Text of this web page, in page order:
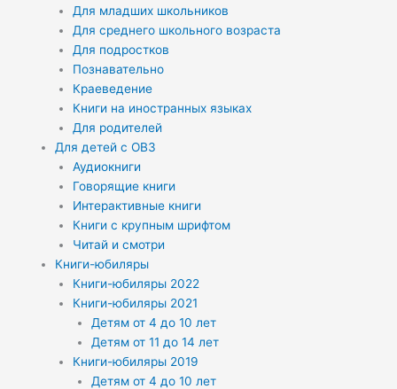
Для младших школьников
Для среднего школьного возраста
Для подростков
Познавательно
Краеведение
Книги на иностранных языках
Для родителей
Для детей с ОВЗ
Аудиокниги
Говорящие книги
Интерактивные книги
Книги с крупным шрифтом
Читай и смотри
Книги-юбиляры
Книги-юбиляры 2022
Книги-юбиляры 2021
Детям от 4 до 10 лет
Детям от 11 до 14 лет
Книги-юбиляры 2019
Детям от 4 до 10 лет